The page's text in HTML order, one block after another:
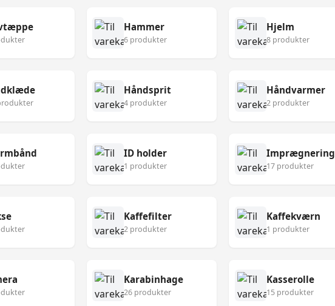
Hammer
6 produkter
Hjelm
8 produkter
Håndsprit
4 produkter
Håndvarmer
2 produkter
ID holder
1 produkter
Imprægnering
17 produkter
Kaffefilter
2 produkter
Kaffekværn
1 produkter
Karabinhage
26 produkter
Kasserolle
15 produkter